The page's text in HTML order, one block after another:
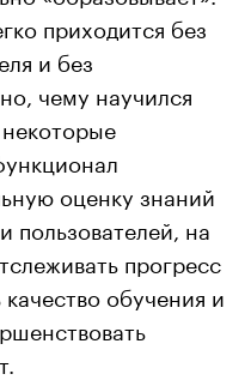
приходится без
и без
чему научился
оценку знаний
пользователей, на
прогресс
обучения и